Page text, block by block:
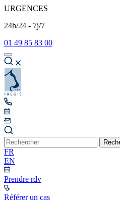
URGENCES
24h/24 - 7j/7
01 49 85 83 00
FR
EN
Prendre rdv
Référer un cas